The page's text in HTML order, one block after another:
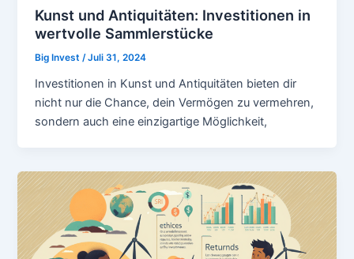
Kunst und Antiquitäten: Investitionen in
wertvolle Sammlerstücke
Big Invest /Juli 31, 2024
Investitionen in Kunst und Antiquitäten bieten dir
nicht nur die Chance, dein Vermögen zu vermehren,
sondern auch eine einzigartige Möglichkeit,